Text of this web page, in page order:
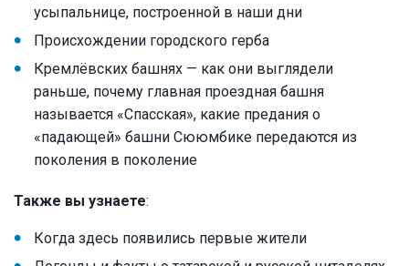
усыпальнице, построенной в наши дни
Происхождении городского герба
Кремлёвских башнях — как они выглядели
раньше, почему главная проездная башня
называется «Спасская», какие предания о
«падающей» башни Сююмбике передаются из
поколения в поколение
Также вы узнаете:
Когда здесь появились первые жители